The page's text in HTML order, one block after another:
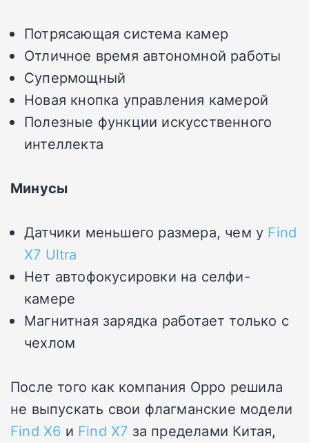
Потрясающая система камер
Отличное время автономной работы
Супермощный
Новая кнопка управления камерой
Полезные функции искусственного
интеллекта
Минусы
Датчики меньшего размера, чем у Find
X7 Ultra
Нет автофокусировки на селфи-
камере
Магнитная зарядка работает только с
чехлом
После того как компания Oppo решила
не выпускать свои флагманские модели
Find X6 и Find X7 за пределами Китая,